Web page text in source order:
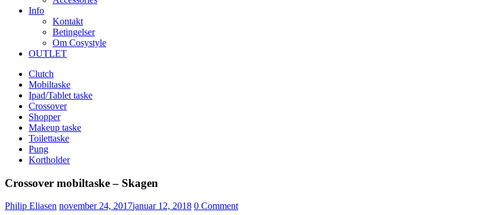
Info
Kontakt
Betingelser
Om Cosystyle
OUTLET
Clutch
Mobiltaske
Ipad/Tablet taske
Crossover
Shopper
Makeup taske
Toilettaske
Pung
Kortholder
Crossover mobiltaske – Skagen
Philip Eliasen Udgivet
november 24, 2017januar 12, 2018 0 Comment